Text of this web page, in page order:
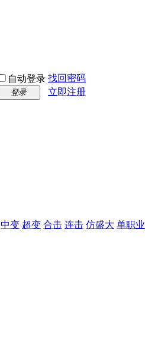
自动登录 找回密码
登录
立即注册
中变 超变 合击 连击 仿盛大 单职业